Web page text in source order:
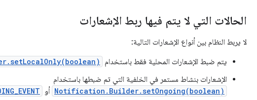
الحالات التي لا يتم فيها ربط الإشعارات
لا يربط النظام بين أنواع الإشعارات التالية:
يتم ضبط الإشعارات المحلية فقط باستخدام
الإشعارات بنشاط مستمر في الخلفية التي تم ضبطها باستخدام
Notification.Builder.setOngoing(boolean) أو